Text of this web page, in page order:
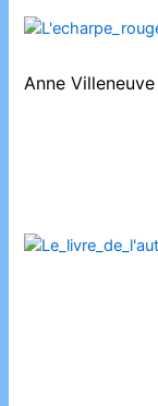
Anne Villeneuve